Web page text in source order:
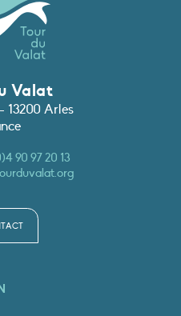
Valat
13200 Arles
90 97 20 13